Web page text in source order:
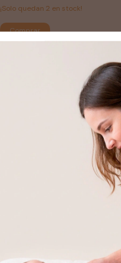
¡Solo quedan2 en stock!